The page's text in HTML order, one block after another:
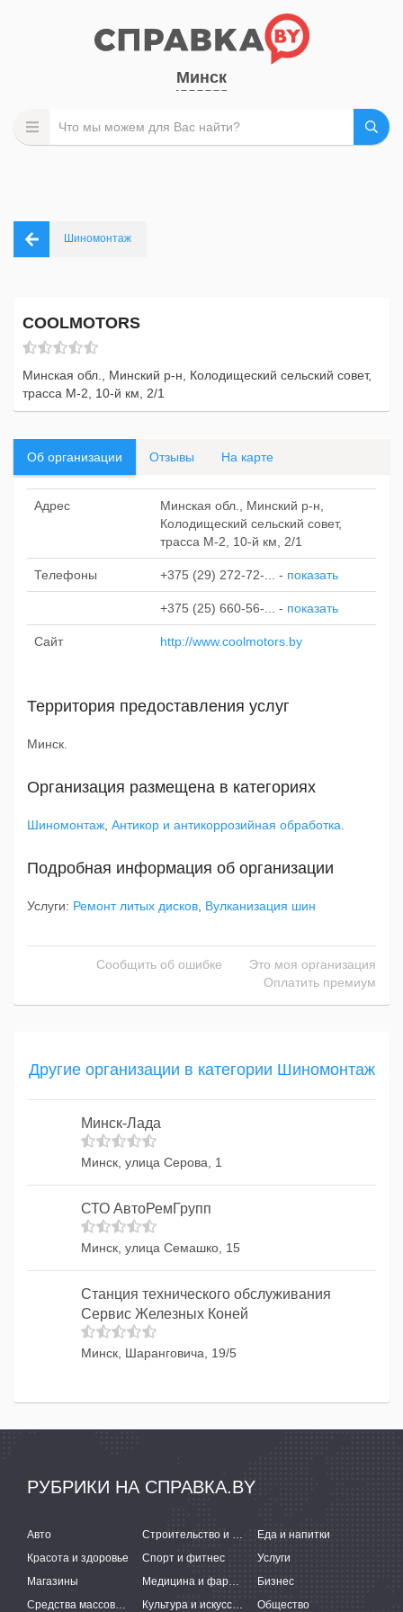
Минск
Шиномонтаж
COOLMOTORS
Минская обл., Минский р-н, Колодищеский сельский совет,
трасса М-2, 10-й км, 2/1
Об организации Отзывы На карте
Адрес
Минская обл., Минский р-н,
Колодищеский сельский совет,
трасса М-2, 10-й км, 2/1
Телефоны +375 (29) 272-72-... - показать
+375 (25) 660-56-... - показать
Сайт http://www.coolmotors.by
Территория предоставления услуг
Минск.
Организация размещена в категориях
Шиномонтаж Антикор и антикоррозийная обработка
Подробная информация об организации
Услуги: Ремонт литых дисков Вулканизация шин
Сообщить об ошибке
Это моя организация
Оплатить премиум
Другие организации в категории Шиномонтаж
Минск-Лада
Минск, улица Серова, 1
СТО АвтоРемГрупп
Минск, улица Семашко, 15
Станция технического обслуживания
Сервис Железных Коней
Минск, Шаранговича, 19/5
РУБРИКИ НА СПРАВКА.BY
Авто Строительство и ремонт
Еда и напитки
Красота и здоровье
Спорт и фитнес
Услуги
Магазины
Медицина и фармацевтика
Бизнес
Средства массовой информации
Культура и искусство Общество